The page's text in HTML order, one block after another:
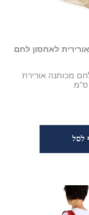
לאחסון לחם
מכותנה אורירת